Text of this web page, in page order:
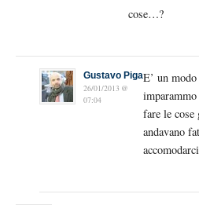
cose…?
Gustavo Piga
26/01/2013 @
07:04
E’ un
fare le
andavano